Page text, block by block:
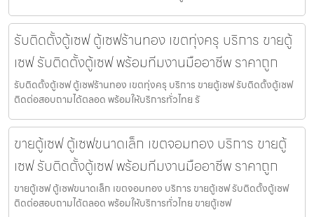
รับติดตั้งตู้เซฟ ตู้เซฟร้านทอง เขตทุ่งครุ บริการ ขายตู้
เซฟ รับติดตั้งตู้เซฟ พร้อมทีมงานมืออาชีพ ราคาถูก
รับติดตั้งตู้เซฟ ตู้เซฟร้านทอง เขตทุ่งครุ บริการ ขายตู้เซฟ รับติดตั้งตู้เซฟ
ติดต่อสอบถามได้ตลอด พร้อมให้บริการทั่วไทย รั
ขายตู้เซฟ ตู้เซฟขนาดเล็ก เขตจอมทอง บริการ ขายตู้
เซฟ รับติดตั้งตู้เซฟ พร้อมทีมงานมืออาชีพ ราคาถูก
ขายตู้เซฟ ตู้เซฟขนาดเล็ก เขตจอมทอง บริการ ขายตู้เซฟ รับติดตั้งตู้เซฟ
ติดต่อสอบถามได้ตลอด พร้อมให้บริการทั่วไทย ขายตู้เซฟ